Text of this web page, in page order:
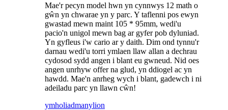
Mae'r pecyn model hwn yn cynnwys 12 math o
gŵn yn chwarae yn y parc. Y taflenni pos ewyn
gwastad mewn maint 105 * 95mm, wedi'u
pacio'n unigol mewn bag ar gyfer pob dyluniad.
Yn gyfleus i'w cario ar y daith. Dim ond tynnu'r
darnau wedi'u torri ymlaen llaw allan a dechrau
cydosod sydd angen i blant eu gwneud. Nid oes
angen unrhyw offer na glud, yn ddiogel ac yn
hawdd. Mae'n anrheg wych i blant, gadewch i ni
adeiladu parc yn llawn cŵn!
ymholiadmanylion